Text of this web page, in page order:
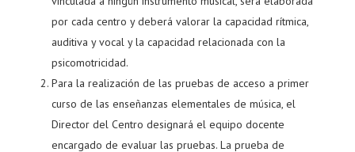
por cada centro y deberá valorar la capacidad rítmica,
auditiva y vocal y la capacidad relacionada con la
psicomotricidad.
Para la realización de las pruebas de acceso a primer
curso de las enseñanzas elementales de música, el
Director del Centro designará el equipo docente
encargado de evaluar las pruebas. La prueba de